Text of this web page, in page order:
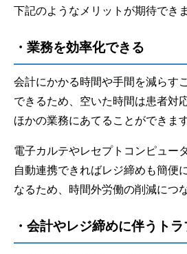
下記のようなメリットが期待できま
・業務を効率化できる
会計にかかる時間や手間を減らす
できるため、空いた時間は患者対
ほかの業務にあてることができます
電子カルテやレセプトコンピュー
自動連携できればレジ締めも簡便
なるため、時間外労働の削減につ
・会計やレジ締めに伴うト